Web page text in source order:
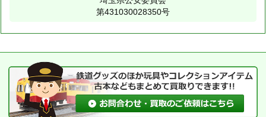
第431030028350号